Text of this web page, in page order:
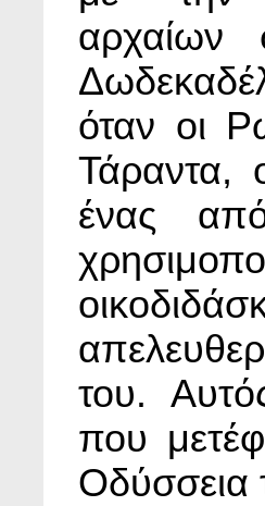
αρχαίων
όταν οι
Τάραντα,
ένας
του.
που
Οδύσσεια